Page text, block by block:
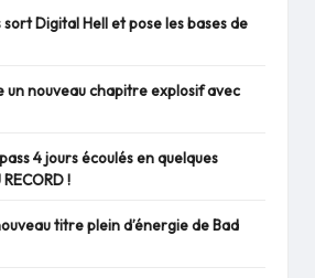
Digital Hell et pose les bases de
un nouveau chapitre explosif avec
4 jours écoulés en quelques
!
titre plein d’énergie de Bad